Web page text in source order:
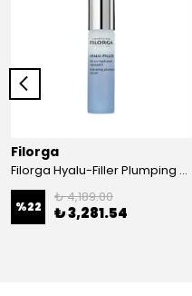
Filorga
Filorga Hyalu-Filler Plumping Moisturizing Serum 30 ml
%22
₺ 4,189.00
₺ 3,281.54